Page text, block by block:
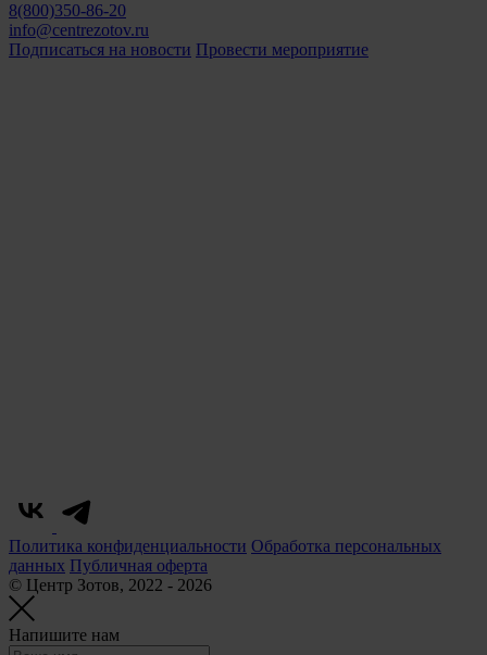
8(800)350-86-20
info@centrezotov.ru
Подписаться на новости Провести мероприятие
Политика конфиденциальности Обработка персональных
данных Публичная оферта
© Центр Зотов, 2022 - 2026
Напишите нам